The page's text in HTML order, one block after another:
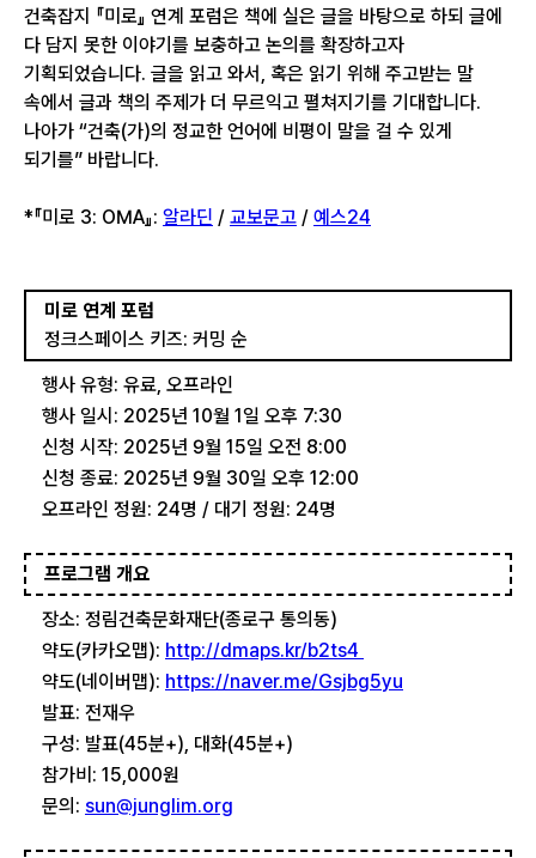
건축잡지 『미로』 연계 포럼은 책에 실은 글을 바탕으로 하되 글에
다 담지 못한 이야기를 보충하고 논의를 확장하고자
기획되었습니다. 글을 읽고 와서, 혹은 읽기 위해 주고받는 말
속에서 글과 책의 주제가 더 무르익고 펼쳐지기를 기대합니다.
나아가 “건축(가)의 정교한 언어에 비평이 말을 걸 수 있게
되기를” 바랍니다.
*『미로 3: OMA』: 알라딘 / 교보문고 / 예스24
미로 연계 포럼
정크스페이스 키즈: 커밍 순
행사 유형: 유료, 오프라인
행사 일시: 2025년 10월 1일 오후 7:30
신청 시작: 2025년 9월 15일 오전 8:00
신청 종료: 2025년 9월 30일 오후 12:00
오프라인 정원: 24명 / 대기 정원: 24명
프로그램 개요
장소: 정림건축문화재단(종로구 통의동)
약도(카카오맵): http://dmaps.kr/b2ts4
약도(네이버맵): https://naver.me/Gsjbg5yu
발표: 전재우
구성: 발표(45분+), 대화(45분+)
참가비: 15,000원
문의: sun@junglim.org